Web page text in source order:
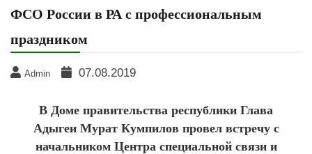
ФСО России в РА с профессиональным
праздником
Admin 07.08.2019
В Доме правительства республики Глава
Адыгеи Мурат Кумпилов провел встречу с
начальником Центра специальной связи и